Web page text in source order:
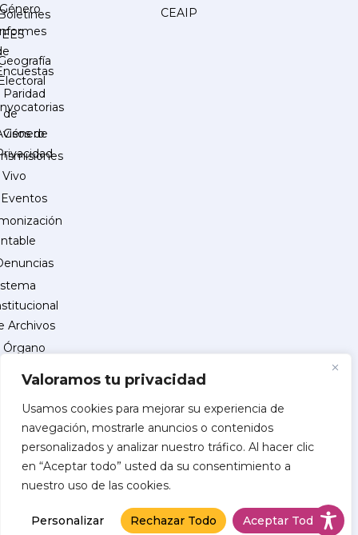
Valoramos tu privacidad
Usamos cookies para mejorar su experiencia de
navegación, mostrarle anuncios o contenidos
personalizados y analizar nuestro tráfico. Al hacer clic
en “Aceptar todo” usted da su consentimiento a
nuestro uso de las cookies.
Personalizar Rechazar Todo Aceptar Todo
de
Género
Paridad
de
Género
Eventos
Archivos
Órgano
Control
INSCRIPCIÓN
PROVEEDORES
CEAIP